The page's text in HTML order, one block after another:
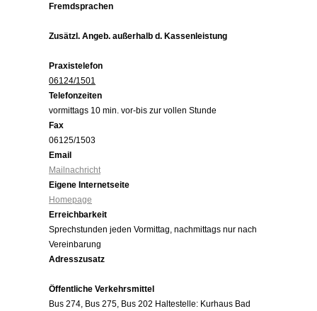
Fremdsprachen
Zusätzl. Angeb. außerhalb d. Kassenleistung
Praxistelefon
06124/1501
Telefonzeiten
vormittags 10 min. vor-bis zur vollen Stunde
Fax
06125/1503
Email
Mailnachricht
Eigene Internetseite
Homepage
Erreichbarkeit
Sprechstunden jeden Vormittag, nachmittags nur nach
Vereinbarung
Adresszusatz
Öffentliche Verkehrsmittel
Bus 274, Bus 275, Bus 202 Haltestelle: Kurhaus Bad